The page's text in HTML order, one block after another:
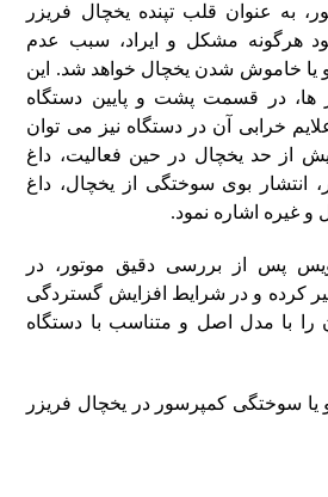
به‌ عنوان قلب تپنده یخچال فریزر
هرگونه مشکل و ایراد، سبب عدم
یا خاموش شدن یخچال خواهد شد. این
ها، در قسمت پشت و پایین دستگاه
خرابی آن در دستگاه نیز می‌ توان
از حد یخچال در حین فعالیت، داغ
انتشار بوی سوختگی از یخچال، داغ
غیره اشاره نمود.
پس از بررسی دقیق موتور، در
کرده و در شرایط افزایش گستردگی
را با مدل اصل و متناسب با دستگاه
یا سوختگی کمپرسور در یخچال فریزر